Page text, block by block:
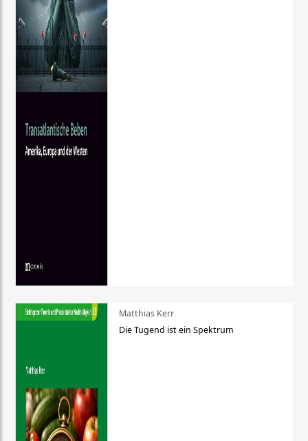
Matthias Kerr
Die Tugend ist ein Spektrum